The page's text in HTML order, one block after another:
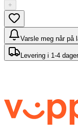
+
Varsle meg når på
Levering i 1-4